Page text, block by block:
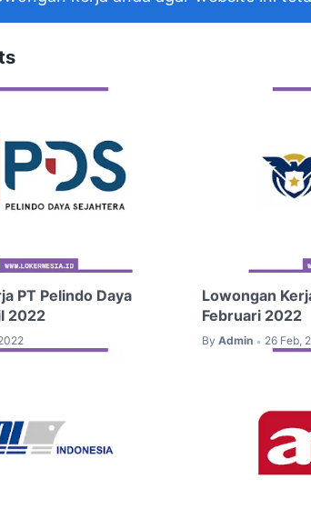
PT Pelindo Daya
2022
Lowongan
Februari 2022
By Admin • 26 Feb,